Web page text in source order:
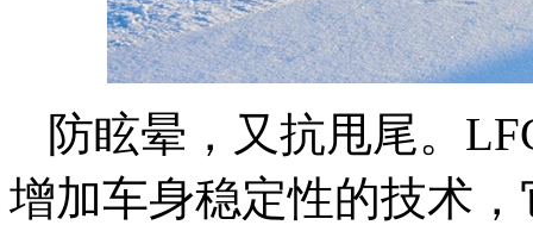
防眩晕，又抗甩尾。
增加车身稳定性的技术